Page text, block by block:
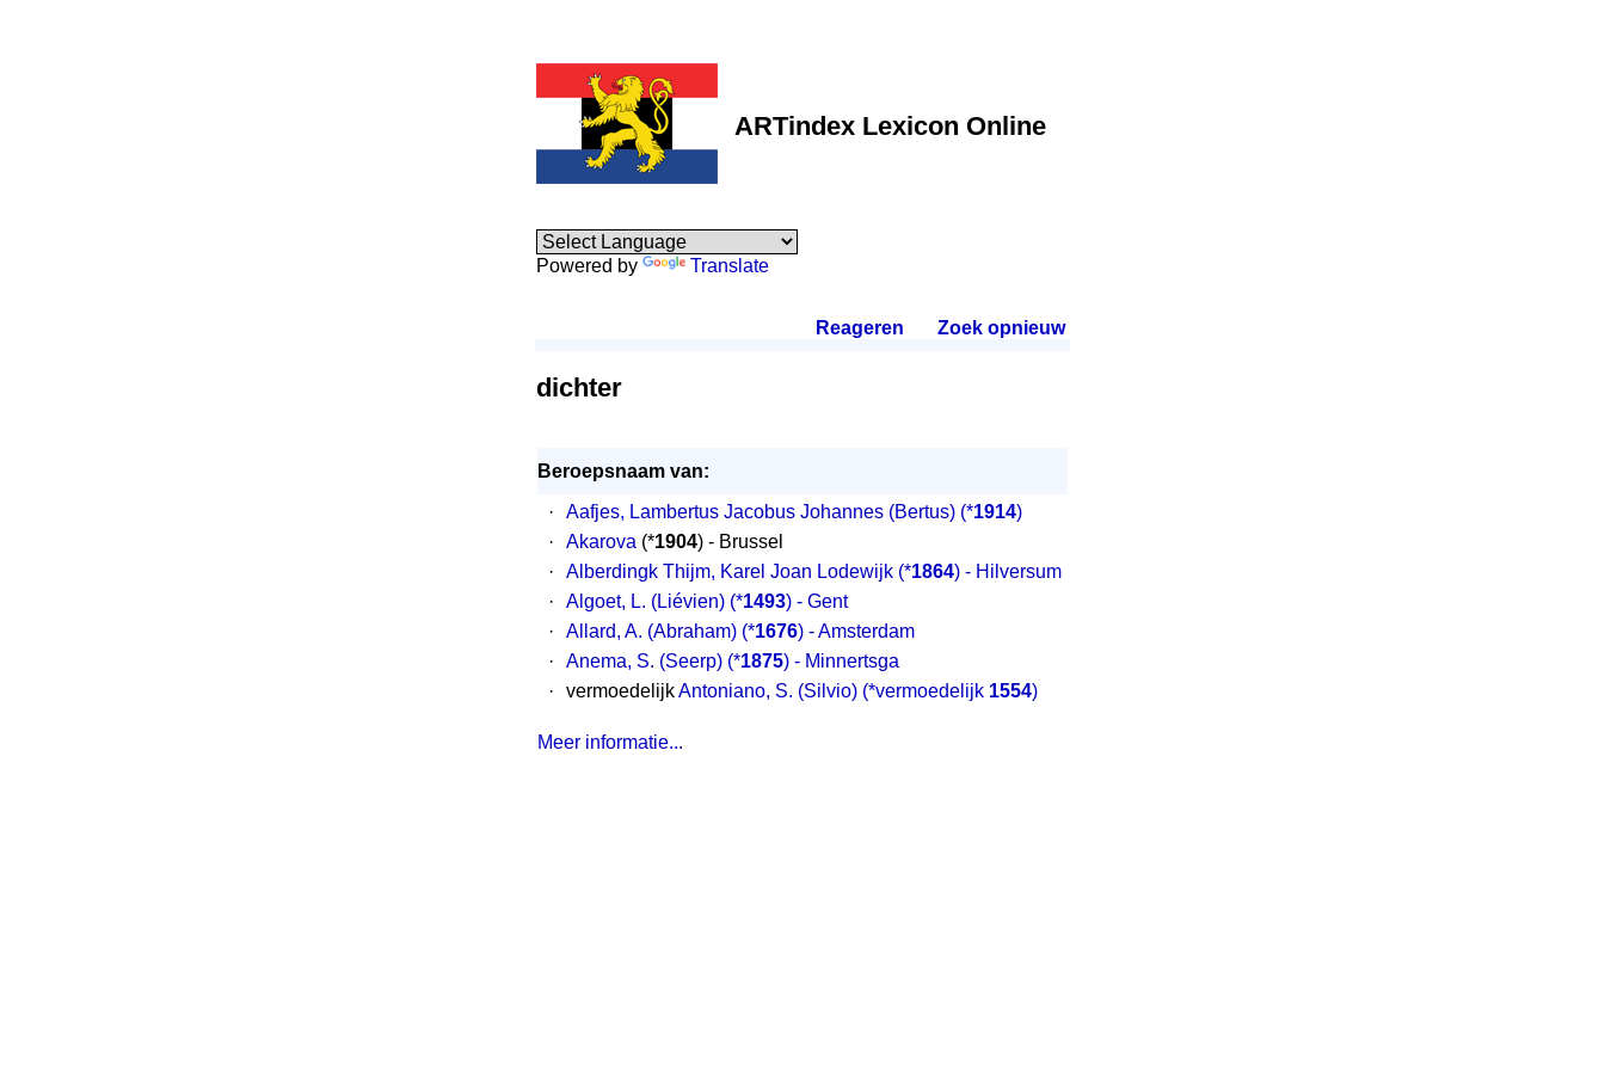
ARTindex Lexicon Online
Powered by Translate
Reageren Zoek opnieuw.
dichter
Beroepsnaam van:
·
Aafjes, Lambertus Jacobus Johannes (Bertus) (*1914)
·
Akarova (*1904) - Brussel
·
Alberdingk Thijm, Karel Joan Lodewijk (*1864) - Hilversum
·
Algoet, L. (Liévien) (*1493) - Gent
·
Allard, A. (Abraham) (*1676) - Amsterdam
·
Anema, S. (Seerp) (*1875) - Minnertsga
·
vermoedelijkAntoniano, S. (Silvio) (*vermoedelijk 1554)
Meer informatie...